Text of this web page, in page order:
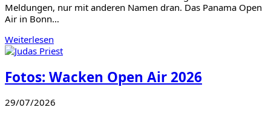
Meldungen, nur mit anderen Namen dran. Das Panama Open
Air in Bonn…
Weiterlesen
Fotos: Wacken Open Air 2026
29/07/2026